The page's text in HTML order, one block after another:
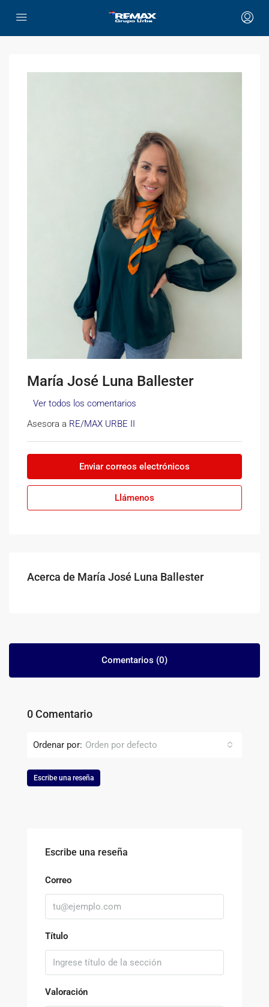
María José Luna Ballester
Ver todos los comentarios
Asesora a RE/MAX URBE II
Enviar correos electrónicos
Llámenos
Acerca de María José Luna Ballester
Comentarios (0)
0 Comentario
Ordenar por: Orden por defecto
Escribe una reseña
Escribe una reseña
Correo
Título
Valoración